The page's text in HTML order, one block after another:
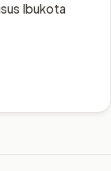
Ibukota